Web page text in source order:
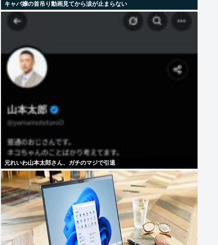
キャバ嬢の首吊り動画見てから涙が止まらない
元れいわ山本太郎さん、ガチのマジで引退